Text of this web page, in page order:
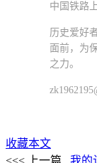
中国铁路
历史爱好
面前，为
之力。
收藏本文